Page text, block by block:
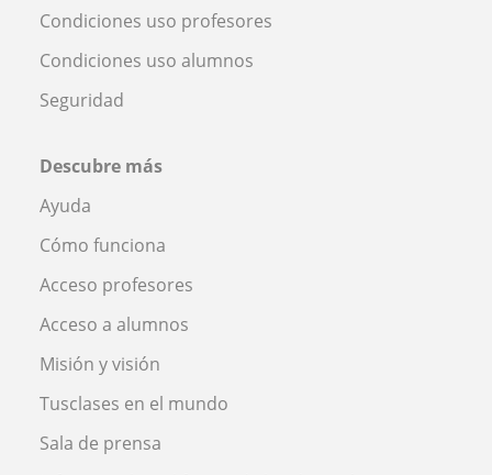
Condiciones uso profesores
Condiciones uso alumnos
Seguridad
Descubre más
Ayuda
Cómo funciona
Acceso profesores
Acceso a alumnos
Misión y visión
Tusclases en el mundo
Sala de prensa